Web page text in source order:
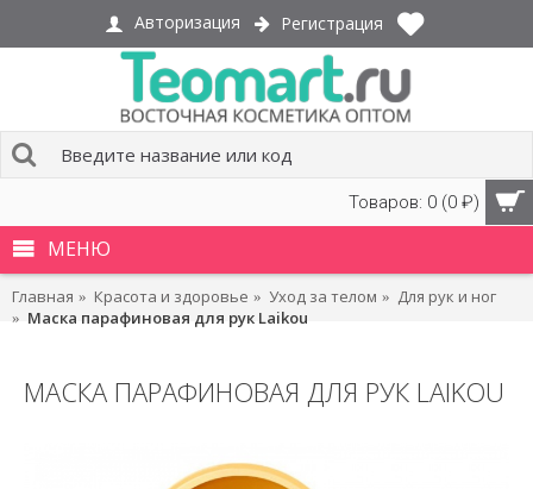
Авторизация Регистрация
Товаров: 0 (0 ₽)
МЕНЮ
Главная Красота и здоровье Уход за телом
Для рук и ног
Маска парафиновая для рук Laikou
МАСКА ПАРАФИНОВАЯ ДЛЯ РУК LAIKOU